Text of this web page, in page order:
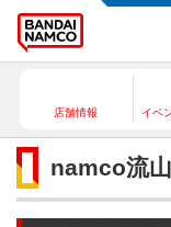
店舗情報 イベ
namco流